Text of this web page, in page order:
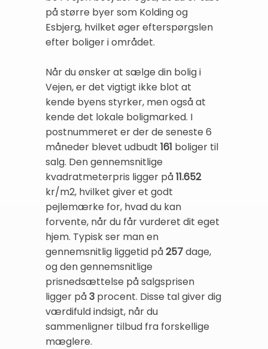
på større byer som Kolding og
Esbjerg, hvilket øger efterspørgslen
efter boliger i området.
Når du ønsker at sælge din bolig i
Vejen, er det vigtigt ikke blot at
kende byens styrker, men også at
kende det lokale boligmarked. I
postnummeret er der de seneste 6
måneder blevet udbudt 161 boliger til
salg. Den gennemsnitlige
kvadratmeterpris ligger på11.652
kr/m2, hvilket giver et godt
pejlemærke for, hvad du kan
forvente, når du får vurderet dit eget
hjem. Typisk ser man en
gennemsnitlig liggetid på257dage,
og den gennemsnitlige
prisnedsættelse på salgsprisen
ligger på3 procent. Disse tal giver dig
værdifuld indsigt, når du
sammenligner tilbud fra forskellige
mæglere.